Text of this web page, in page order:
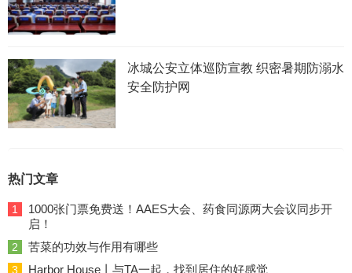
冰城公安立体巡防宣教 织密暑期防溺水
安全防护网
热门文章
1
1000张门票免费送！AAES大会、药食同源两大会议同步开
启！
2 苦菜的功效与作用有哪些
3 Harbor House丨与TA一起，找到居住的好感觉